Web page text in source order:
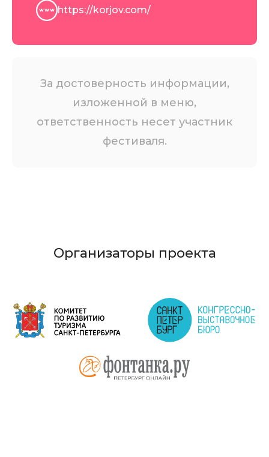
https://korjov.com/
За достоверность информации,
изложенной в меню,
ответственность несет участник
фестиваля.
Организаторы проекта